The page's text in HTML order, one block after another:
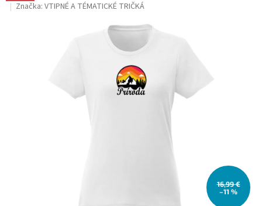
produktu
Značka: VTIPNÉ A TÉMATICKÉ TRIČKÁ
16,99 €
–11 %